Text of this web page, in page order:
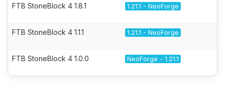
FTB StoneBlock 4 1.8.1 1.21.1 - NeoForge
FTB StoneBlock 4 1.1.1 1.21.1 - NeoForge
FTB StoneBlock 4 1.0.0 NeoForge - 1.21.1